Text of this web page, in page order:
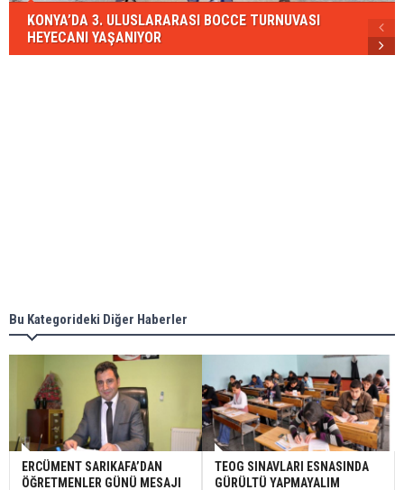
KONYA’DA 3. ULUSLARARASI BOCCE TURNUVASI
HEYECANI YAŞANIYOR
Bu Kategorideki Diğer Haberler
ERCÜMENT SARIKAFA’DAN
ÖĞRETMENLER GÜNÜ MESAJI
TEOG SINAVLARI ESNASINDA
GÜRÜLTÜ YAPMAYALIM